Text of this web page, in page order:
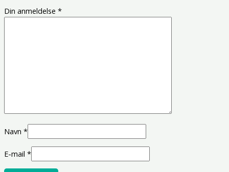
Din anmeldelse *
Navn *
E-mail *